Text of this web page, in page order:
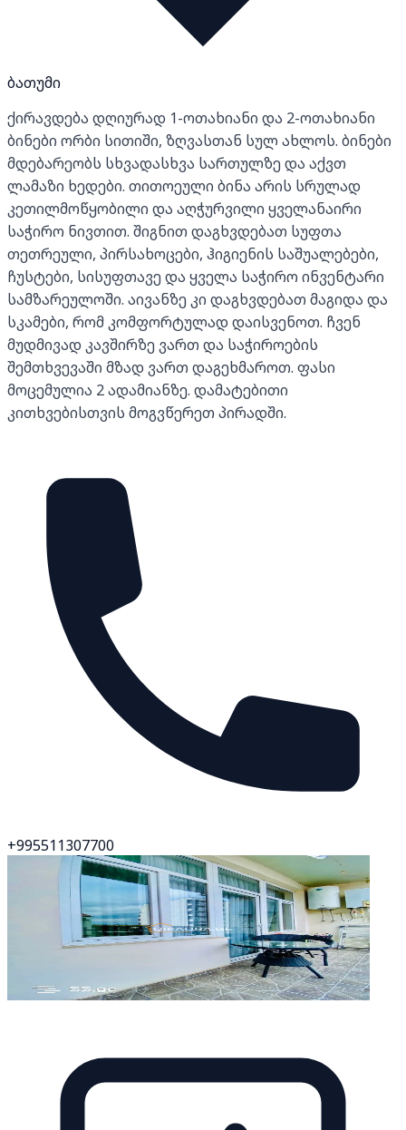
ბათუმი
ქირავდება დღიურად 1-ოთახიანი და 2-ოთახიანი
ბინები ორბი სითიში, ზღვასთან სულ ახლოს. ბინები
მდებარეობს სხვადასხვა სართულზე და აქვთ
ლამაზი ხედები. თითოეული ბინა არის სრულად
კეთილმოწყობილი და აღჭურვილი ყველანაირი
საჭირო ნივთით. შიგნით დაგხვდებათ სუფთა
თეთრეული, პირსახოცები, ჰიგიენის საშუალებები,
ჩუსტები, სისუფთავე და ყველა საჭირო ინვენტარი
სამზარეულოში. აივანზე კი დაგხვდებათ მაგიდა და
სკამები, რომ კომფორტულად დაისვენოთ. ჩვენ
მუდმივად კავშირზე ვართ და საჭიროების
შემთხვევაში მზად ვართ დაგეხმაროთ. ფასი
მოცემულია 2 ადამიანზე. დამატებითი
კითხვებისთვის მოგვწერეთ პირადში.
+995511307700